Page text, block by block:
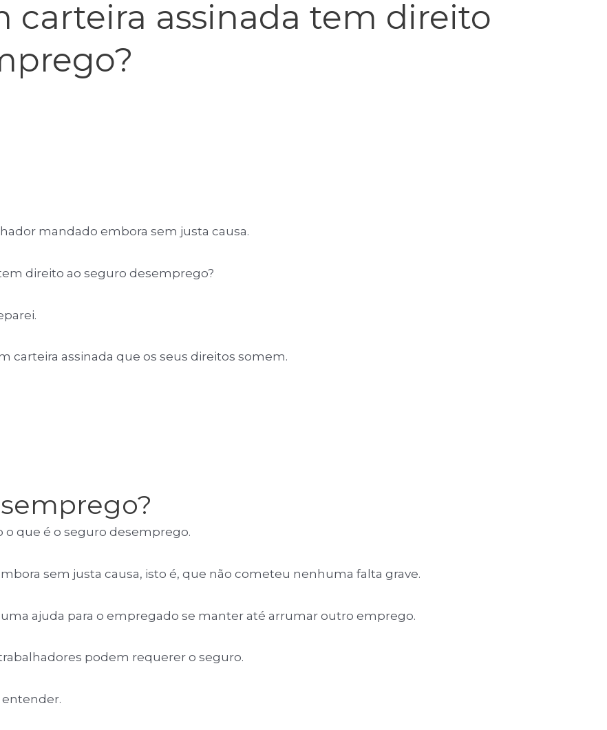
carteira assinada tem direito
mandado embora sem justa causa.
direito ao seguro desemprego?
carteira assinada que os seus direitos somem.
que é o seguro desemprego.
sem justa causa, isto é, que não cometeu nenhuma falta grave.
ajuda para o empregado se manter até arrumar outro emprego.
podem requerer o seguro.